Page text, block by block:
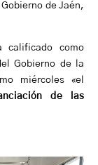
de Jaén,
calificado como
Gobierno de la
miércoles «el
de las